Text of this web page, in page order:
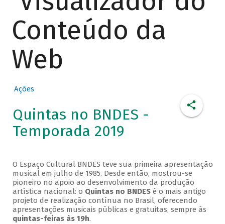
Conteúdo da
Web
Ações
Quintas no BNDES -
Temporada 2019
O Espaço Cultural BNDES teve sua primeira apresentação
musical em julho de 1985. Desde então, mostrou-se
pioneiro no apoio ao desenvolvimento da produção
artística nacional: o Quintas no BNDESé o mais antigo
projeto de realização contínua no Brasil, oferecendo
apresentações musicais públicas e gratuitas, sempre às
quintas-feiras às 19h.